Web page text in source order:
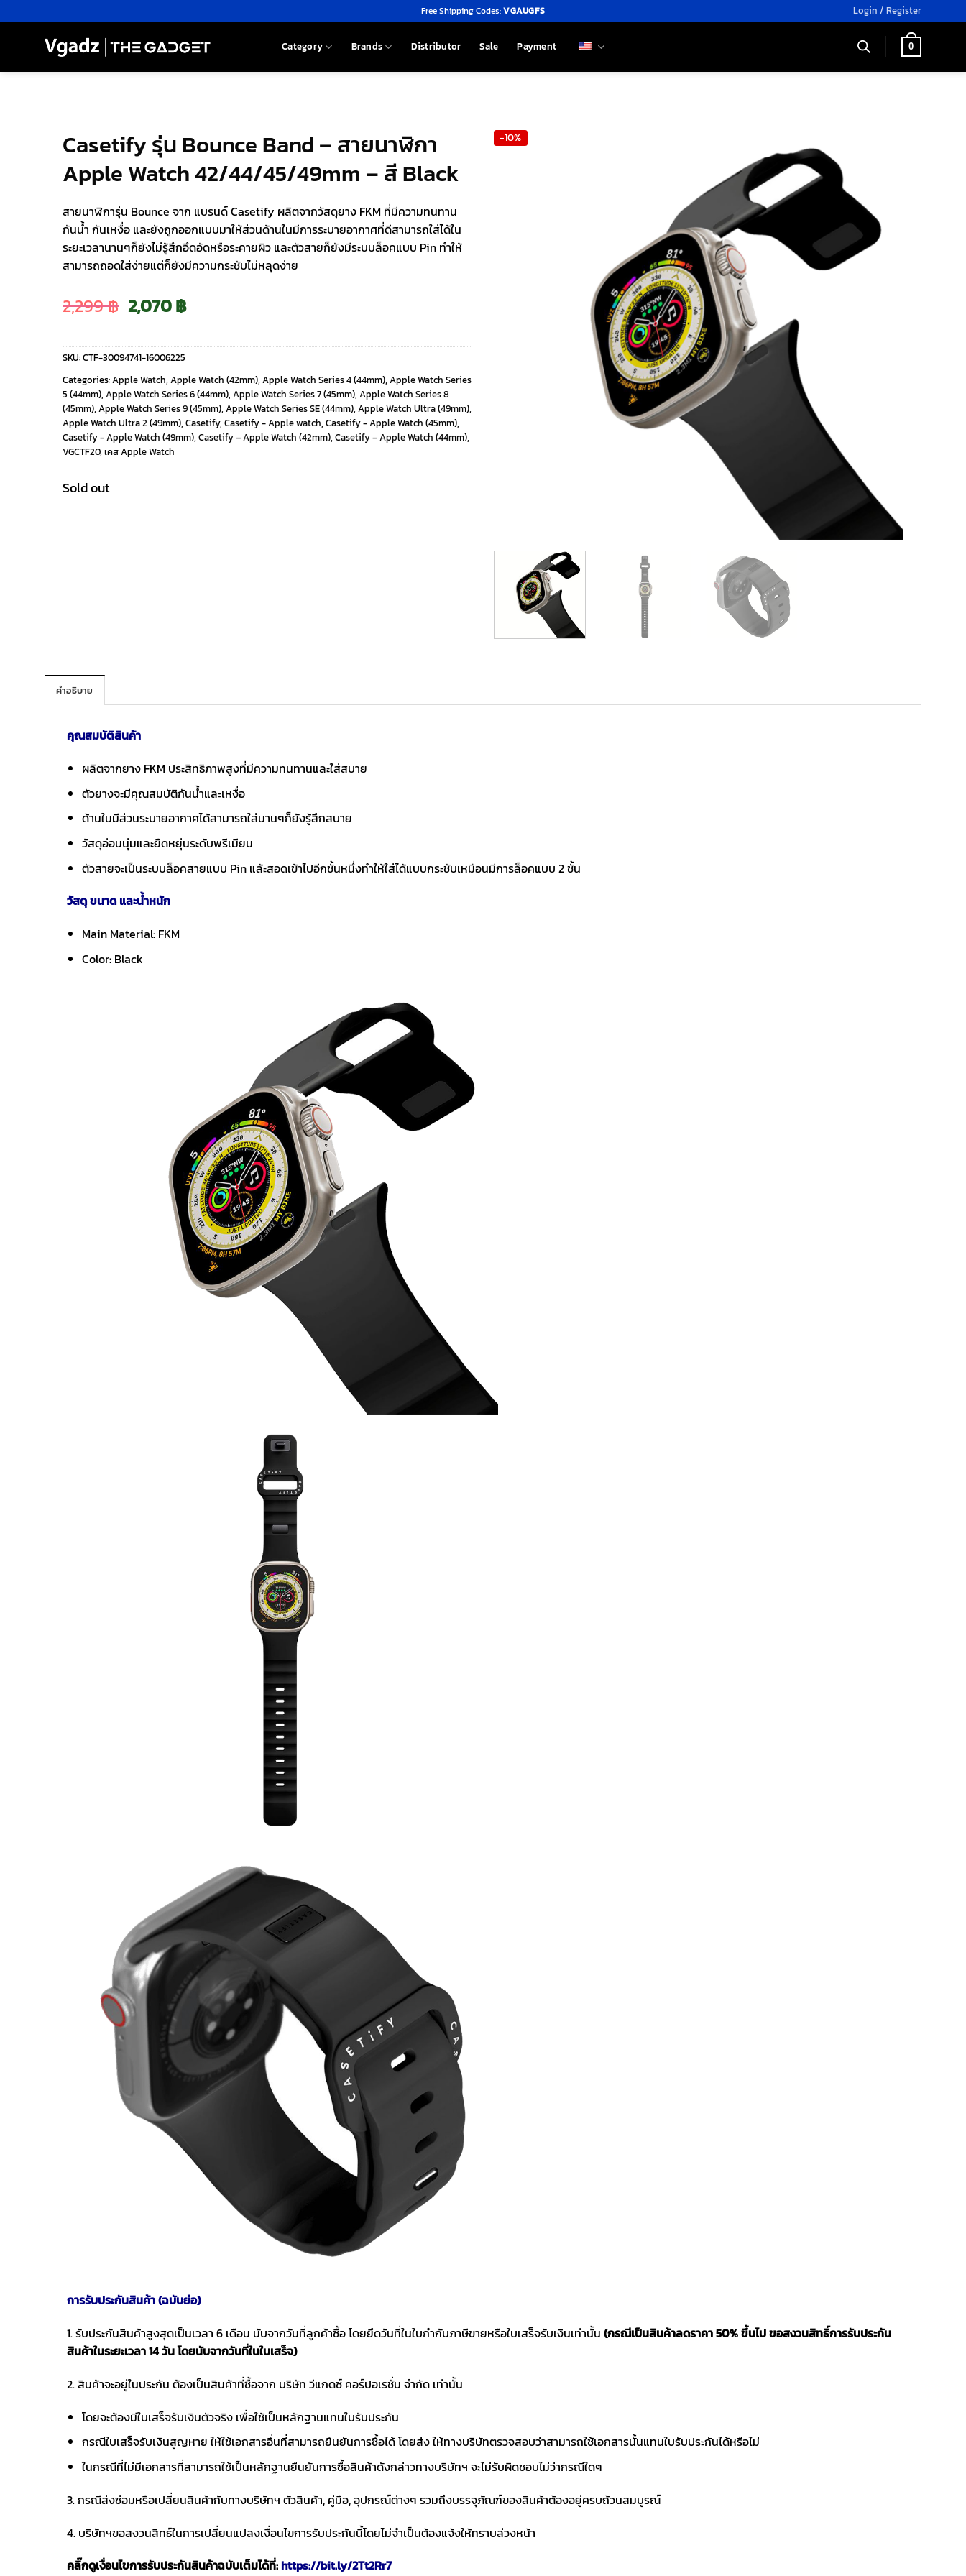
to
Free Shipping Codes:VGAUGFS Login / Register
Category Brands Distributor Sale Payment 0
Casetify รุ่น Bounce Band – สายนาฬิกา
Apple Watch 42/44/45/49mm – สี Black
สายนาฬิการุ่น Bounce จาก แบรนด์ Casetify ผลิตจากวัสดุยาง FKM ที่มีความทนทาน
กันน้ำ กันเหงื่อ และยังถูกออกแบบมาให้ส่วนด้านในมีการระบายอากาศที่ดีสามารถใส่ได้ใน
ระยะเวลานานๆก็ยังไม่รู้สึกอึดอัดหรือระคายผิว และตัวสายก็ยังมีระบบล็อคแบบ Pin ทำให้
สามารถถอดใส่ง่ายแต่ก็ยังมีความกระชับไม่หลุดง่าย
2,299฿ Original
price
was:
2,299 ฿.
2,070฿Current
price
is:
2,070 ฿.
SKU:CTF-30094741-16006225
Categories:Apple Watch, Apple Watch (42mm), Apple Watch Series 4 (44mm), Apple Watch Series
5 (44mm), Apple Watch Series 6 (44mm), Apple Watch Series 7 (45mm), Apple Watch Series 8
(45mm), Apple Watch Series 9 (45mm), Apple Watch Series SE (44mm), Apple Watch Ultra (49mm),
Apple Watch Ultra 2 (49mm), Casetify, Casetify - Apple watch, Casetify - Apple Watch (45mm),
Casetify - Apple Watch (49mm), Casetify – Apple Watch (42mm), Casetify – Apple Watch (44mm),
VGCTF20, เคส Apple Watch
Sold out
-10%
คำอธิบาย
คุณสมบัติสินค้า
ผลิตจากยาง FKM ประสิทธิภาพสูงที่มีความทนทานและใส่สบาย
ตัวยางจะมีคุณสมบัติกันน้ำและเหงื่อ
ด้านในมีส่วนระบายอากาศได้สามารถใส่นานๆก็ยังรู้สึกสบาย
วัสดุอ่อนนุ่มและยืดหยุ่นระดับพรีเมียม
ตัวสายจะเป็นระบบล็อคสายแบบ Pin แล้ะสอดเข้าไปอีกชั้นหนึ่งทำให้ใส่ได้แบบกระชับเหมือนมีการล็อคแบบ 2 ชั้น
วัสดุ ขนาด และน้ำหนัก
Main Material: FKM
Color: Black
การรับประกันสินค้า (ฉบับย่อ)
1. รับประกันสินค้าสูงสุดเป็นเวลา 6 เดือน นับจากวันที่ลูกค้าซื้อ โดยยึดวันที่ในใบกำกับภาษีขายหรือใบเสร็จรับเงินเท่านั้น (กรณีเป็นสินค้าลดราคา 50% ขึ้นไป ขอสงวนสิทธิ์การรับประกัน
สินค้าในระยะเวลา 14 วัน โดยนับจากวันที่ในใบเสร็จ)
2. สินค้าจะอยู่ในประกัน ต้องเป็นสินค้าที่ซื้อจาก บริษัท วีแกดซ์ คอร์ปอเรชั่น จำกัด เท่านั้น
โดยจะต้องมีใบเสร็จรับเงินตัวจริง เพื่อใช้เป็นหลักฐานแทนใบรับประกัน
กรณีใบเสร็จรับเงินสูญหาย ให้ใช้เอกสารอื่นที่สามารถยืนยันการซื้อได้ โดยส่ง ให้ทางบริษัทตรวจสอบว่าสามารถใช้เอกสารนั้นแทนใบรับประกันได้หรือไม่
ในกรณีที่ไม่มีเอกสารที่สามารถใช้เป็นหลักฐานยืนยันการซื้อสินค้าดังกล่าวทางบริษัทฯ จะไม่รับผิดชอบไม่ว่ากรณีใดๆ
3. กรณีส่งซ่อมหรือเปลี่ยนสินค้ากับทางบริษัทฯ ตัวสินค้า, คู่มือ, อุปกรณ์ต่างๆ รวมถึงบรรจุภัณฑ์ของสินค้าต้องอยู่ครบถ้วนสมบูรณ์
4. บริษัทฯขอสงวนสิทธ์ในการเปลี่ยนแปลงเงื่อนไขการรับประกันนี้โดยไม่จำเป็นต้องแจ้งให้ทราบล่วงหน้า
คลิ๊กดูเงื่อนไขการรับประกันสินค้าฉบับเต็มได้ที่:https://bit.ly/2Tt2Rr7